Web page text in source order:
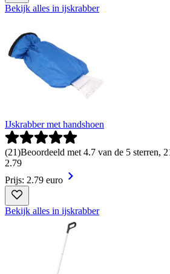
Bekijk alles in ijskrabber
IJskrabber met handshoen
(21)Beoordeeld met 4.7 van de 5 sterren,
2.79
Prijs: 2.79 euro
Bekijk alles in ijskrabber